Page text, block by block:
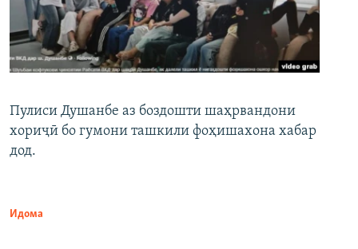
Пулиси Душанбе аз боздошти шаҳрвандони
хориҷӣ бо гумони ташкили фоҳишахона хабар
дод.
Идома